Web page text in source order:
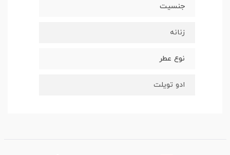
جنسیت
زنانه
نوع عطر
ادو تویلت